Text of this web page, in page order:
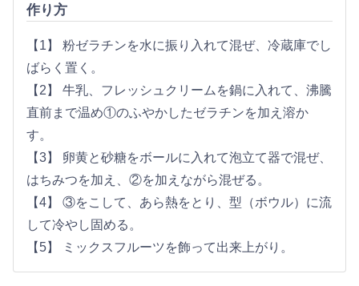
作り方
【1】 粉ゼラチンを水に振り入れて混ぜ、冷蔵庫でし
ばらく置く。
【2】 牛乳、フレッシュクリームを鍋に入れて、沸騰
直前まで温め①のふやかしたゼラチンを加え溶か
す。
【3】 卵黄と砂糖をボールに入れて泡立て器で混ぜ、
はちみつを加え、②を加えながら混ぜる。
【4】 ③をこして、あら熱をとり、型（ボウル）に流
して冷やし固める。
【5】 ミックスフルーツを飾って出来上がり。